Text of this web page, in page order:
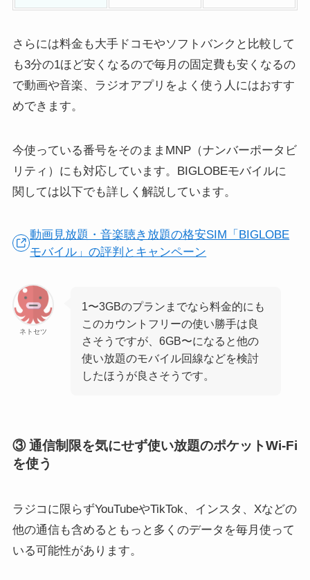
さらには料金も大手ドコモやソフトバンクと比較して
も3分の1ほど安くなるので毎月の固定費も安くなるの
で動画や音楽、ラジオアプリをよく使う人にはおすす
めできます。
今使っている番号をそのままMNP（ナンバーポータビ
リティ）にも対応しています。BIGLOBEモバイルに
関しては以下でも詳しく解説しています。
動画見放題・音楽聴き放題の格安SIM「BIGLOBE
モバイル」の評判とキャンペーン
ネトセツ
1〜3GBのプランまでなら料金的にも
このカウントフリーの使い勝手は良
さそうですが、6GB〜になると他の
使い放題のモバイル回線などを検討
したほうが良さそうです。
③ 通信制限を気にせず使い放題のポケットWi-Fi
を使う
ラジコに限らずYouTubeやTikTok、インスタ、Xなどの
他の通信も含めるともっと多くのデータを毎月使って
いる可能性があります。